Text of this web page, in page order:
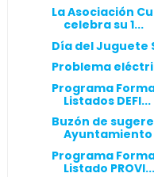
La Asociación
celebra su 1...
Día del Juguete
Problema
Programa
Listados DEFI...
Buzón de
Ayuntamiento
Programa
Listado PROVI...